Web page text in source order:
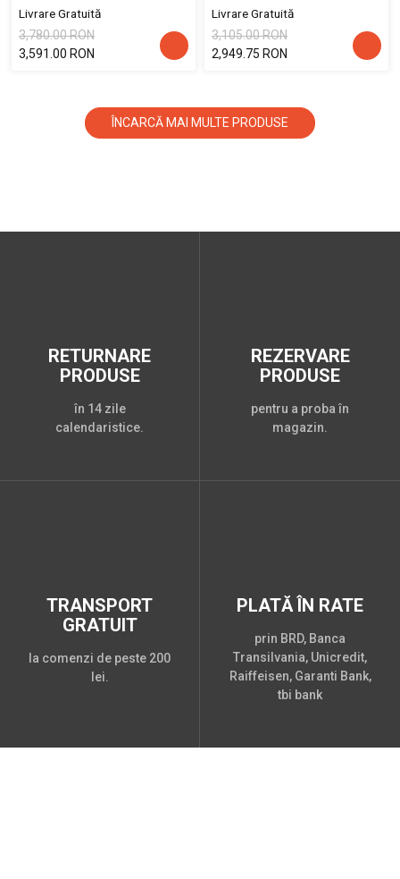
Livrare Gratuită
3,780.00 RON
3,591.00 RON
Livrare Gratuită
3,105.00 RON
2,949.75 RON
ÎNCARCĂ MAI MULTE PRODUSE
RETURNARE
PRODUSE
în 14 zile
calendaristice.
REZERVARE
PRODUSE
pentru a proba în
magazin.
TRANSPORT
GRATUIT
la comenzi de peste 200
lei.
PLATĂ ÎN RATE
prin BRD, Banca
Transilvania, Unicredit,
Raiffeisen, Garanti Bank,
tbi bank